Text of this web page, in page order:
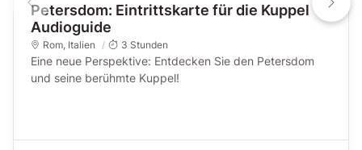
Petersdom: Eintrittskarte für die Kuppel +
Audioguide
Rom, Italien 3 Stunden
Eine neue Perspektive: Entdecken Sie den Petersdom
und seine berühmte Kuppel!